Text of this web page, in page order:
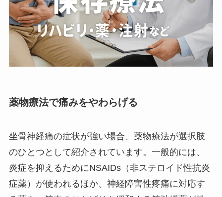
薬物療法で痛みをやわらげる
坐骨神経痛の症状が強い場合、薬物療法が選択肢
のひとつとして紹介されています。一般的には、
炎症を抑えるためにNSAIDs（非ステロイド性抗炎
症薬）が使われるほか、神経障害性疼痛に対応す